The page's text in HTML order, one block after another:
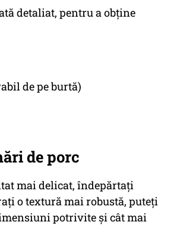
detaliat, pentru a obține
de pe burtă)
de porc
mai delicat, îndepărtați
o textură mai robustă, puteți
potrivite și cât mai